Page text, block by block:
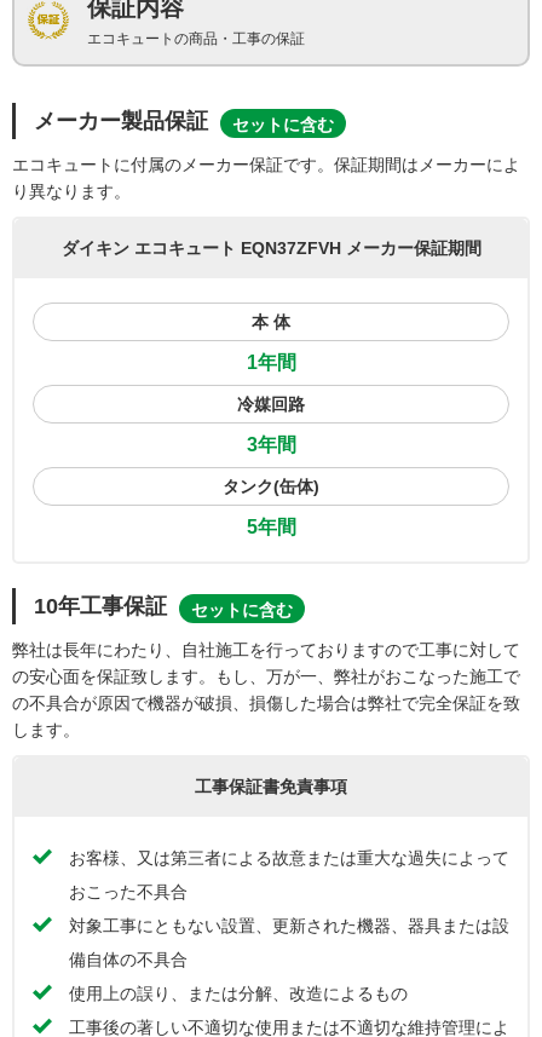
保証内容
エコキュートの商品・工事の保証
メーカー製品保証 セットに含む
エコキュートに付属のメーカー保証です。保証期間はメーカーによ
り異なります。
ダイキン エコキュート EQN37ZFVH メーカー保証期間
本 体
1年間
冷媒回路
3年間
タンク(缶体)
5年間
10年工事保証 セットに含む
弊社は長年にわたり、自社施工を行っておりますので工事に対して
の安心面を保証致します。もし、万が一、弊社がおこなった施工で
の不具合が原因で機器が破損、損傷した場合は弊社で完全保証を致
します。
工事保証書免責事項
お客様、又は第三者による故意または重大な過失によって
おこった不具合
対象工事にともない設置、更新された機器、器具または設
備自体の不具合
使用上の誤り、または分解、改造によるもの
工事後の著しい不適切な使用または不適切な維持管理によ